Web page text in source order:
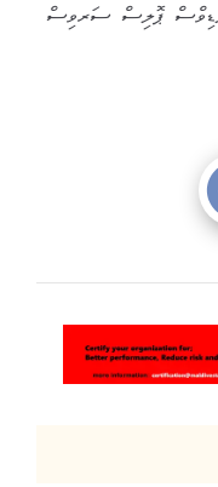
ޕޮލިސް ސަރވިސް